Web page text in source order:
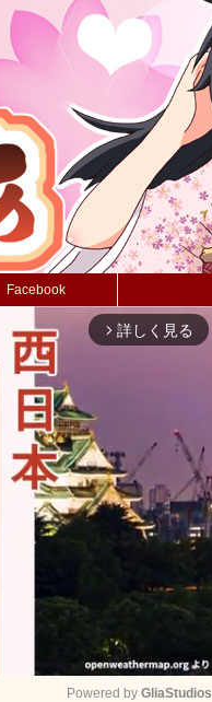
Facebook
arrow_forward_ios 詳しく見る
Powered by GliaStudios